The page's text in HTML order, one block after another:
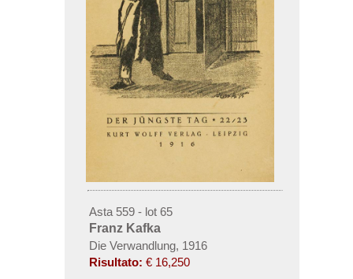
Asta 559 - lot 65
Franz Kafka
Die Verwandlung, 1916
Risultato: € 16,250